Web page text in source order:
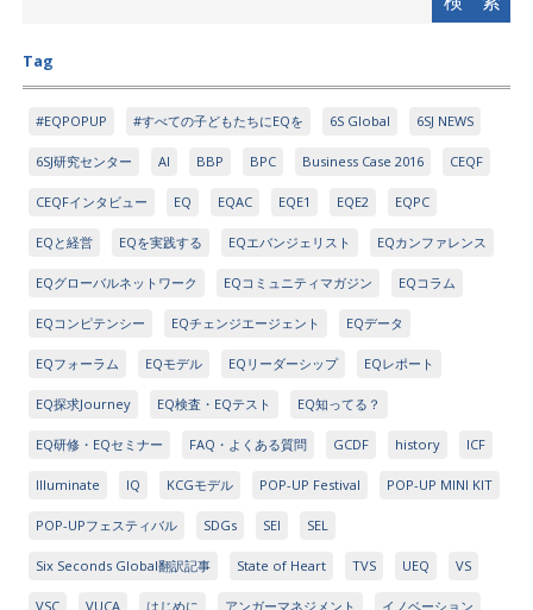
Tag
#EQPOPUP #すべての子どもたちにEQを 6S Global 6SJ NEWS
6SJ研究センター AI BBP BPC Business Case 2016 CEQF
CEQFインタビュー EQ EQAC EQE1 EQE2 EQPC
EQと経営 EQを実践する EQエバンジェリスト EQカンファレンス
EQグローバルネットワーク EQコミュニティマガジン EQコラム
EQコンピテンシー EQチェンジエージェント EQデータ
EQフォーラム EQモデル EQリーダーシップ EQレポート
EQ探求Journey EQ検査・EQテスト EQ知ってる？
EQ研修・EQセミナー FAQ・よくある質問 GCDF history ICF
Illuminate IQ KCGモデル POP-UP Festival POP-UP MINI KIT
POP-UPフェスティバル SDGs SEI SEL
Six Seconds Global翻訳記事 State of Heart TVS UEQ VS
VSC VUCA はじめに アンガーマネジメント イノベーション